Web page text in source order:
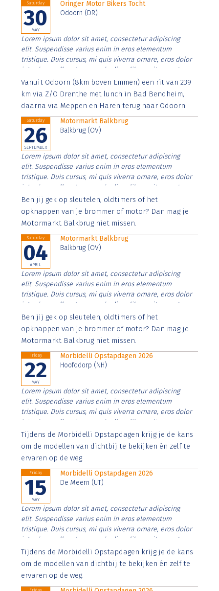
Saturday
30
MAY
Oringer Motor Bikers Tocht
Odoorn (DR)
Lorem ipsum dolor sit amet, consectetur adipiscing
elit. Suspendisse varius enim in eros elementum
tristique. Duis cursus, mi quis viverra ornare, eros dolor
interdum nulla, ut commodo diam libero vitae erat.
Aenean faucibus nibh et justo cursus id rutrum lorem
imperdiet. Nunc ut sem vitae risus tristique posuere.
Vanuit Odoorn (8km boven Emmen) een rit van 239
km via Z/O Drenthe met lunch in Bad Bendheim,
daarna via Meppen en Haren terug naar Odoorn.
Saturday
26
SEPTEMBER
Motormarkt Balkbrug
Balkbrug (OV)
Lorem ipsum dolor sit amet, consectetur adipiscing
elit. Suspendisse varius enim in eros elementum
tristique. Duis cursus, mi quis viverra ornare, eros dolor
interdum nulla, ut commodo diam libero vitae erat.
Aenean faucibus nibh et justo cursus id rutrum lorem
imperdiet. Nunc ut sem vitae risus tristique posuere.
Ben jij gek op sleutelen, oldtimers of het
opknappen van je brommer of motor? Dan mag je
Motormarkt Balkbrug niet missen.
Saturday
04
APRIL
Motormarkt Balkbrug
Balkbrug (OV)
Lorem ipsum dolor sit amet, consectetur adipiscing
elit. Suspendisse varius enim in eros elementum
tristique. Duis cursus, mi quis viverra ornare, eros dolor
interdum nulla, ut commodo diam libero vitae erat.
Aenean faucibus nibh et justo cursus id rutrum lorem
imperdiet. Nunc ut sem vitae risus tristique posuere.
Ben jij gek op sleutelen, oldtimers of het
opknappen van je brommer of motor? Dan mag je
Motormarkt Balkbrug niet missen.
Friday
22
MAY
Morbidelli Opstapdagen 2026
Hoofddorp (NH)
Lorem ipsum dolor sit amet, consectetur adipiscing
elit. Suspendisse varius enim in eros elementum
tristique. Duis cursus, mi quis viverra ornare, eros dolor
interdum nulla, ut commodo diam libero vitae erat.
Aenean faucibus nibh et justo cursus id rutrum lorem
imperdiet. Nunc ut sem vitae risus tristique posuere.
Tijdens de Morbidelli Opstapdagen krijg je de kans
om de modellen van dichtbij te bekijken én zelf te
ervaren op de weg.
Friday
15
MAY
Morbidelli Opstapdagen 2026
De Meern (UT)
Lorem ipsum dolor sit amet, consectetur adipiscing
elit. Suspendisse varius enim in eros elementum
tristique. Duis cursus, mi quis viverra ornare, eros dolor
interdum nulla, ut commodo diam libero vitae erat.
Aenean faucibus nibh et justo cursus id rutrum lorem
imperdiet. Nunc ut sem vitae risus tristique posuere.
Tijdens de Morbidelli Opstapdagen krijg je de kans
om de modellen van dichtbij te bekijken én zelf te
ervaren op de weg.
Friday